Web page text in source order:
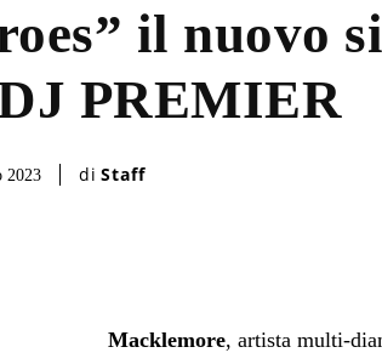
il nuovo
PREMIER
2023 di Staff
Macklemore, artista multi-